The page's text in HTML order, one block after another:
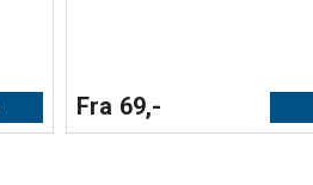
Fra 69,-